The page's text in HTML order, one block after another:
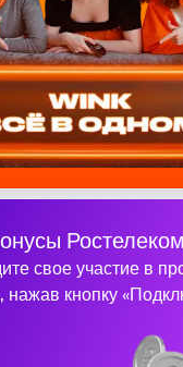
Ростелеком
свое участие в
нажав кнопку